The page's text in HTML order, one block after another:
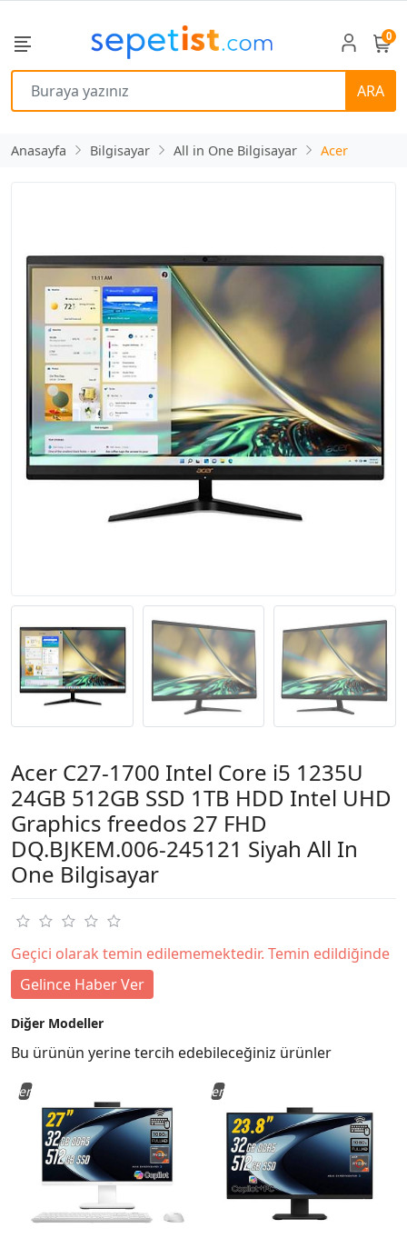
ARA
0
Anasayfa Bilgisayar All in One Bilgisayar Acer
Acer C27-1700 Intel Core i5 1235U
24GB 512GB SSD 1TB HDD Intel UHD
Graphics freedos 27 FHD
DQ.BJKEM.006-245121 Siyah All In
One Bilgisayar
Geçici olarak temin edilememektedir. Temin edildiğinde
Gelince Haber Ver
Diğer Modeller
Bu ürünün yerine tercih edebileceğiniz ürünler
Yeni Yeni